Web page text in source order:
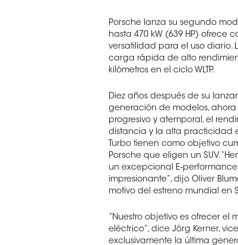
Porsche lanza su segundo
hasta 470 kW (639 HP) ofrece
versatilidad para el uso diario.
carga rápida de alto
kilómetros en el ciclo WLTP.
Diez años después de su
generación de modelos,
progresivo y atemporal, el
distancia y la alta practicidad
Turbo tienen como objetivo
Porsche que eligen un SUV.
un excepcional E-
impresionante”, dijo Oliver
motivo del estreno mundial en
“Nuestro objetivo es ofrecer
eléctrico”, dice Jörg Kerner,
exclusivamente la última